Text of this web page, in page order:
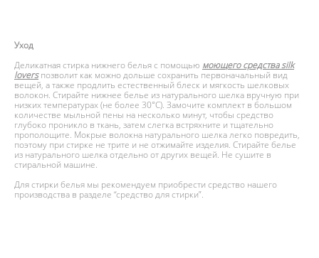
Уход
Деликатная стирка нижнего белья с помощью моющего средства silk
loversпозволит как можно дольше сохранить первоначальный вид
вещей, а также продлить естественный блеск и мягкость шелковых
волокон. Стирайте нижнее белье из натурального шелка вручную при
низких температурах (не более 30°С). Замочите комплект в большом
количестве мыльной пены на несколько минут, чтобы средство
глубоко проникло в ткань, затем слегка встряхните и тщательно
прополощите. Мокрые волокна натурального шелка легко повредить,
поэтому при стирке не трите и не отжимайте изделия. Стирайте белье
из натурального шелка отдельно от других вещей. Не сушите в
стиральной машине.
Для стирки белья мы рекомендуем приобрести средство нашего
производства в разделе “средство для стирки”.